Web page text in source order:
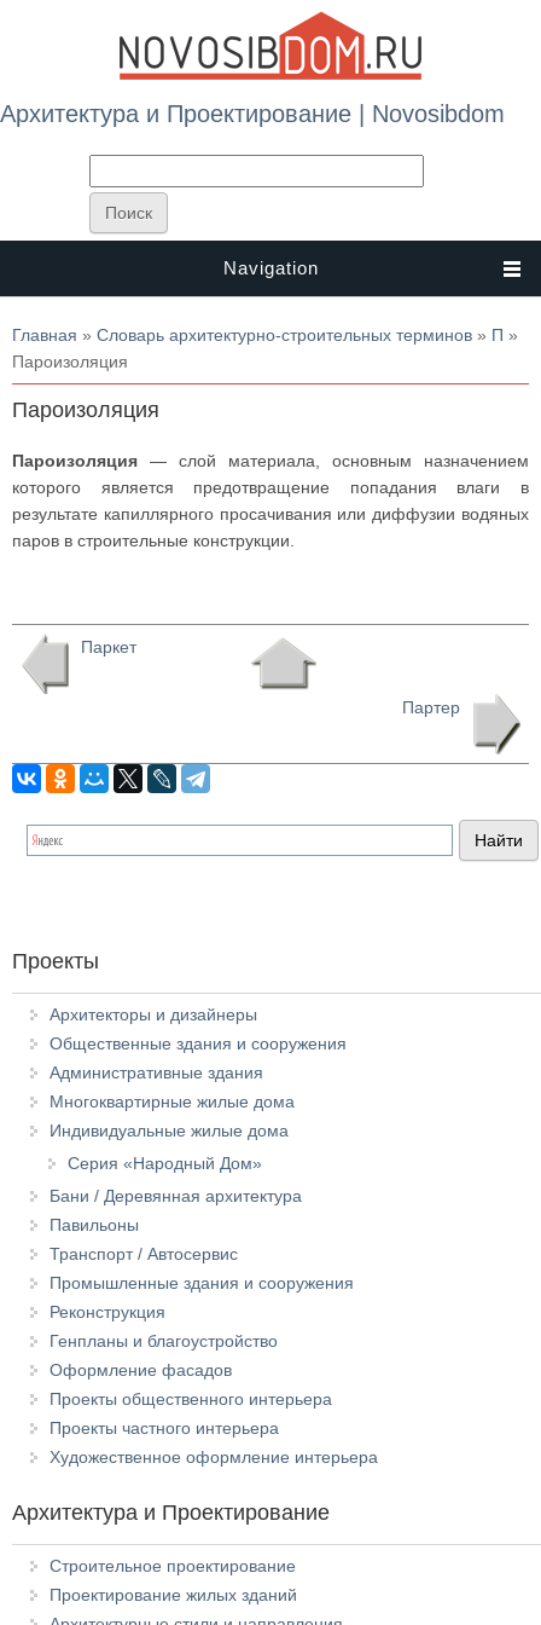
Архитектура и Проектирование | Novosibdom
Navigation
Вы здесь
Главная » Словарь архитектурно-строительных терминов » П »
Пароизoляция
Пароизoляция
Пароизoляция — слой материала, основным назначением
которого является предотвращение попадания влаги в
результате капиллярного просачивания или диффузии водяных
паров в строительные конструкции.
Паркет
Партер
Проекты
Архитекторы и дизайнеры
Общественные здания и сооружения
Административные здания
Многоквартирные жилые дома
Индивидуальные жилые дома
Серия «Народный Дом»
Бани / Деревянная архитектура
Павильоны
Транспорт / Автосервис
Промышленные здания и сооружения
Реконструкция
Генпланы и благоустройство
Оформление фасадов
Проекты общественного интерьера
Проекты частного интерьера
Художественное оформление интерьера
Архитектура и Проектирование
Строительное проектирование
Проектирование жилых зданий